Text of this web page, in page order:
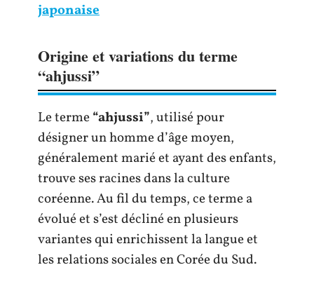
japonaise
Origine et variations du terme
“ahjussi”
Le terme“ahjussi”, utilisé pour
désigner un homme d’âge moyen,
généralement marié et ayant des enfants,
trouve ses racines dans la culture
coréenne. Au fil du temps, ce terme a
évolué et s’est décliné en plusieurs
variantes qui enrichissent la langue et
les relations sociales en Corée du Sud.